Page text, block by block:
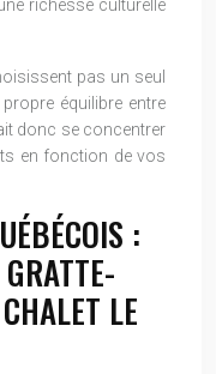
richesse culturelle
pas un seul
équilibre entre
donc se concentrer
en fonction de vos
:
LE